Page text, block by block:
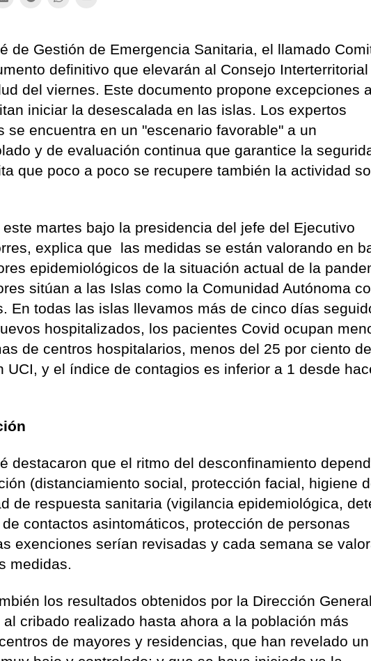
de Gestión de Emergencia Sanitaria, el llamado
definitivo que elevarán al Consejo Interterritorial
del viernes. Este documento propone excepciones
iniciar la desescalada en las islas. Los expertos
se encuentra en un "escenario favorable" a un
y de evaluación continua que garantice la
que poco a poco se recupere también la actividad
martes bajo la presidencia del jefe del Ejecutivo
explica que las medidas se están valorando en
epidemiológicos de la situación actual de la
sitúan a las Islas como la Comunidad Autónoma
En todas las islas llevamos más de cinco días
hospitalizados, los pacientes Covid ocupan
de centros hospitalarios, menos del 25 por ciento
UCI, y el índice de contagios es inferior a 1 desde
destacaron que el ritmo del desconfinamiento
(distanciamiento social, protección facial, higiene
de respuesta sanitaria (vigilancia epidemiológica,
contactos asintomáticos, protección de personas
exenciones serían revisadas y cada semana se
medidas.
los resultados obtenidos por la Dirección
cribado realizado hasta ahora a la población más
de mayores y residencias, que han revelado